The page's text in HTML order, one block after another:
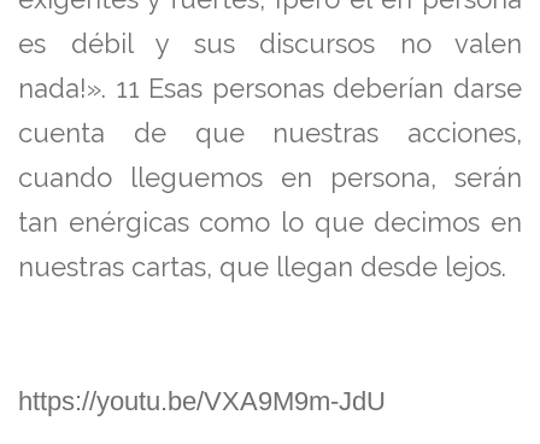
es débil y sus discursos no valen
nada!». 11 Esas personas deberían darse
cuenta de que nuestras acciones,
cuando lleguemos en persona, serán
tan enérgicas como lo que decimos en
nuestras cartas, que llegan desde lejos.
https://youtu.be/VXA9M9m-JdU